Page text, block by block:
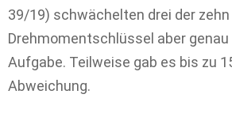
39/19) schwächelten drei der
Drehmomentschlüssel aber genau
Aufgabe. Teilweise gab es bis zu
Abweichung.